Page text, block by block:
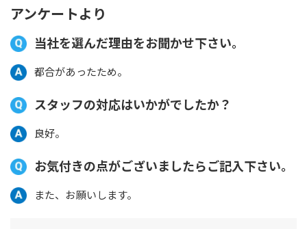
アンケートより
当社を選んだ理由をお聞かせ下さい。
都合があったため。
スタッフの対応はいかがでしたか？
良好。
お気付きの点がございましたらご記入下さい。
また、お願いします。